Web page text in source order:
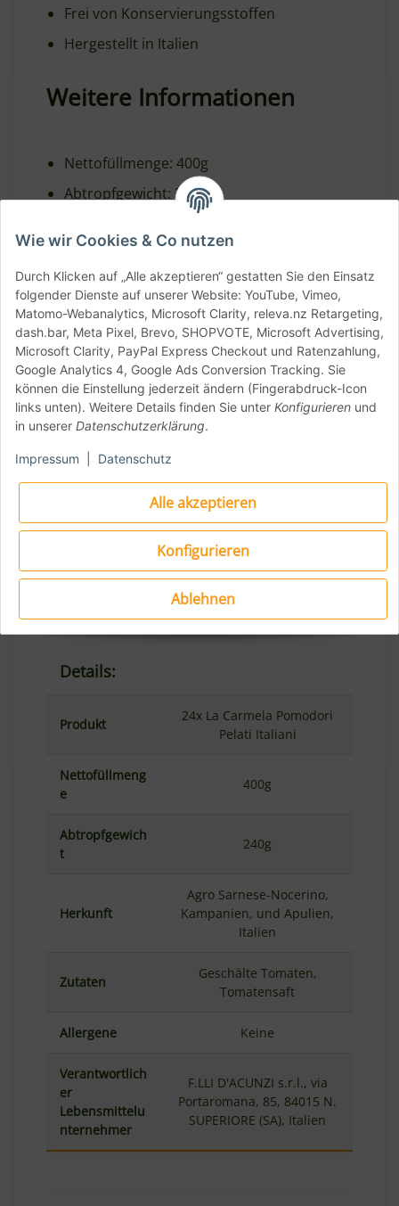
Alle akzeptieren
Konfigurieren
Ablehnen
Wie wir Cookies & Co nutzen
Durch Klicken auf „Alle akzeptieren“ gestatten Sie den Einsatz
folgender Dienste auf unserer Website: YouTube, Vimeo,
Matomo-Webanalytics, Microsoft Clarity, releva.nz Retargeting,
dash.bar, Meta Pixel, Brevo, SHOPVOTE, Microsoft Advertising,
Microsoft Clarity, PayPal Express Checkout und Ratenzahlung,
Google Analytics 4, Google Ads Conversion Tracking. Sie
können die Einstellung jederzeit ändern (Fingerabdruck-Icon
links unten). Weitere Details finden Sie unter Konfigurieren und
in unserer Datenschutzerklärung.
Impressum Datenschutz
Frei von Konservierungsstoffen
Hergestellt in Italien
Weitere Informationen
Nettofüllmenge: 400g
Abtropfgewicht: 240g
Lebensmittelunternehmer: F.LLI D'ACUNZI
s.r.l., via Portaromana, 85, 84015 N.
SUPERIORE (SA), Italien
Mindesthaltbarkeitsdatum: Siehe
Verpackung
Zutaten: Geschälte Tomaten, Tomatensaft
Rezeptidee: Für eine einfache, aber sehr
gute Pizza-Sauce werden die Tomaten
verwendet, etwas feines Meersalz
hinzugefügt und die ganzen Tomaten mit
den Händen zerdrückt. Eine Dose reicht je
nach Durchmesser der Pizza für 4 bis 6
Pizzen. Das Rezept für eine authentische
Pizza-Tomatensauce findest duhier.
Details:
Produkt
24x La Carmela Pomodori
Pelati Italiani
Nettofüllmeng
e
400g
Abtropfgewich
t
240g
Herkunft
Agro Sarnese-Nocerino,
Kampanien, und Apulien,
Italien
Zutaten
Geschälte Tomaten,
Tomatensaft
Allergene Keine
Verantwortlich
er
Lebensmittelu
nternehmer
F.LLI D'ACUNZI s.r.l., via
Portaromana, 85, 84015 N.
SUPERIORE (SA), Italien